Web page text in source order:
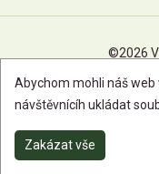
©2026
Abychom mohli náš
návštěvnícíh ukládat
Zakázat vše